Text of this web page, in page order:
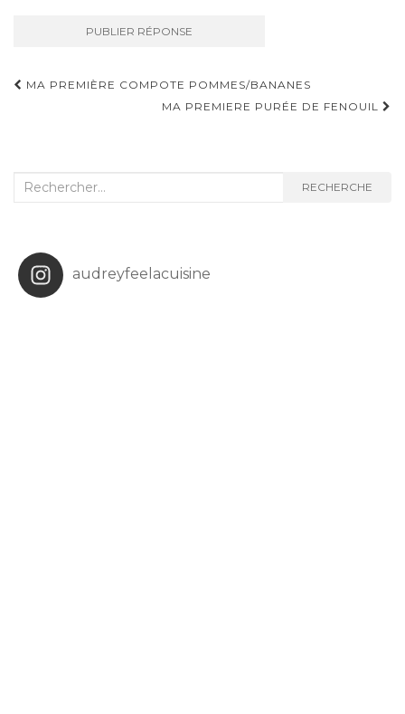
Navigation
MA PREMIÈRE COMPOTE POMMES/BANANES
MA PREMIERE PURÉE DE FENOUIL
Recherche
RECHERCHE
audreyfeelacuisine